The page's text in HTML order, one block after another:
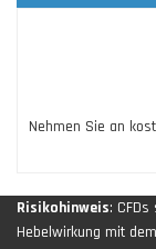
Nehmen Sie an
Risikohinweis:
Hebelwirkung mit